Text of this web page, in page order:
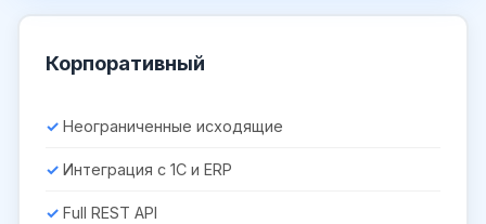
Корпоративный
Неограниченные исходящие
Интеграция с 1С и ERP
Full REST API